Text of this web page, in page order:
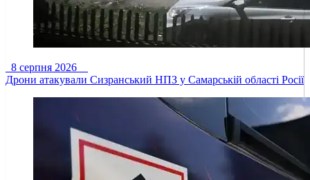
8 серпня 2026
Дрони атакували Сизранський НПЗ у Самарській області Росії